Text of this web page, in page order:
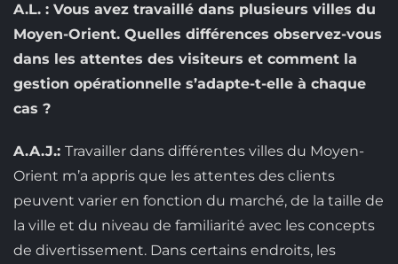
A.L. : Vous avez travaillé dans plusieurs villes du
Moyen-Orient. Quelles différences observez-vous
dans les attentes des visiteurs et comment la
gestion opérationnelle s’adapte-t-elle à chaque
cas ?
A.A.J.: Travailler dans différentes villes du Moyen-
Orient m’a appris que les attentes des clients
peuvent varier en fonction du marché, de la taille de
la ville et du niveau de familiarité avec les concepts
de divertissement. Dans certains endroits, les